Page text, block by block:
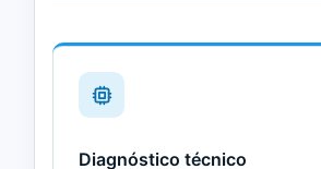
Diagnóstico técnico